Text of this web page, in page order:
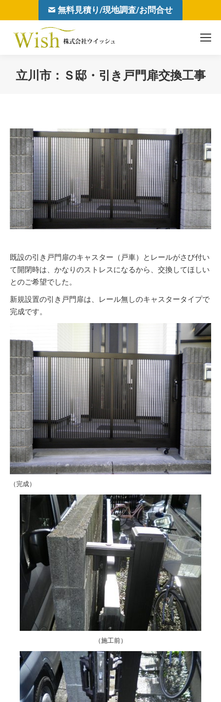
無料見積り/現地調査/お問合せ
立川市：Ｓ邸・引き戸門扉交換工事
既設の引き戸門扉のキャスター（戸車）とレールがさび付い
て開閉時は、かなりのストレスになるから、交換してほしい
とのご希望でした。
新規設置の引き戸門扉は、レール無しのキャスタータイプで
完成です。
（完成）
（施工前）